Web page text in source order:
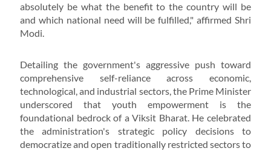
absolutely be what the benefit to the country will be
and which national need will be fulfilled," affirmed Shri
Modi.
Detailing the government's aggressive push toward
comprehensive self-reliance across economic,
technological, and industrial sectors, the Prime Minister
underscored that youth empowerment is the
foundational bedrock of a Viksit Bharat. He celebrated
the administration's strategic policy decisions to
democratize and open traditionally restricted sectors to